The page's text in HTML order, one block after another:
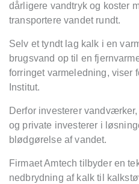
dårligere vandtryk og koster
transportere vandet rundt.
Selv et tyndt lag kalk i en
brugsvand op til en
forringet varmeledning, viser
Institut.
Derfor investerer
og private investerer i
blødgørelse af vandet.
Firmaet Amtech tilbyder en
nedbrydning af kalk til